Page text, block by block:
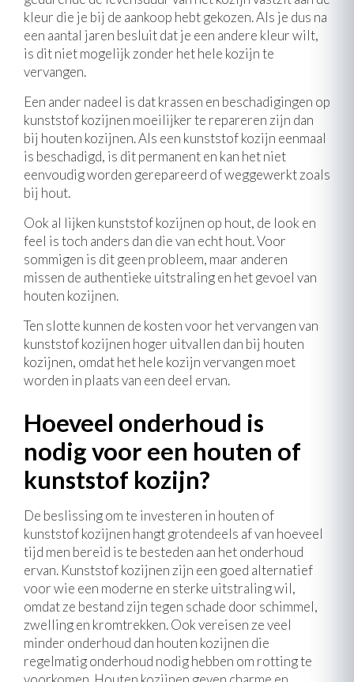
kleur die je bij de aankoop hebt gekozen. Als je dus na
een aantal jaren besluit dat je een andere kleur wilt,
is dit niet mogelijk zonder het hele kozijn te
vervangen.
Een ander nadeel is dat krassen en beschadigingen op
kunststof kozijnen moeilijker te repareren zijn dan
bij houten kozijnen. Als een kunststof kozijn eenmaal
is beschadigd, is dit permanent en kan het niet
eenvoudig worden gerepareerd of weggewerkt zoals
bij hout.
Ook al lijken kunststof kozijnen op hout, de look en
feel is toch anders dan die van echt hout. Voor
sommigen is dit geen probleem, maar anderen
missen de authentieke uitstraling en het gevoel van
houten kozijnen.
Ten slotte kunnen de kosten voor het vervangen van
kunststof kozijnen hoger uitvallen dan bij houten
kozijnen, omdat het hele kozijn vervangen moet
worden in plaats van een deel ervan.
Hoeveel onderhoud is
nodig voor een houten of
kunststof kozijn?
De beslissing om te investeren in houten of
kunststof kozijnen hangt grotendeels af van hoeveel
tijd men bereid is te besteden aan het onderhoud
ervan. Kunststof kozijnen zijn een goed alternatief
voor wie een moderne en sterke uitstraling wil,
omdat ze bestand zijn tegen schade door schimmel,
zwelling en kromtrekken. Ook vereisen ze veel
minder onderhoud dan houten kozijnen die
regelmatig onderhoud nodig hebben om rotting te